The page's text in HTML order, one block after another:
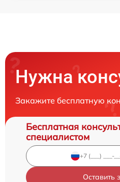
Нужна
Закажите бесплатную
Бесплатная
специалистом
Оставить